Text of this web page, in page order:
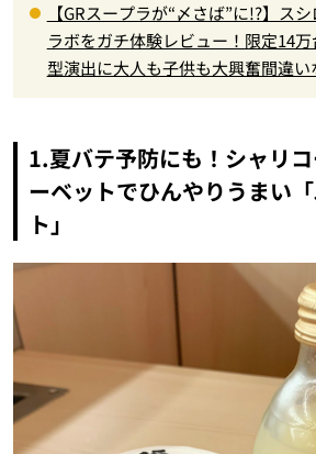
【GRスープラが“〆さば”に!?】ス
ラボをガチ体験レビュー！限定14
型演出に大人も子供も大興奮間違い
1.夏バテ予防にも！シャリ
ーベットでひんやりうまい
ト」